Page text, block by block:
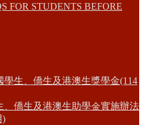
FOR STUDENTS BEFORE
學生、僑生及港澳生獎學金(114
、僑生及港澳生助學金實施辦法
)